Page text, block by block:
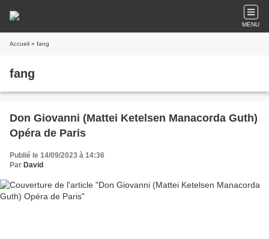
MENU
Accueil » fang
fang
Don Giovanni (Mattei Ketelsen Manacorda Guth)
Opéra de Paris
Publié le 14/09/2023 à 14:36
Par David